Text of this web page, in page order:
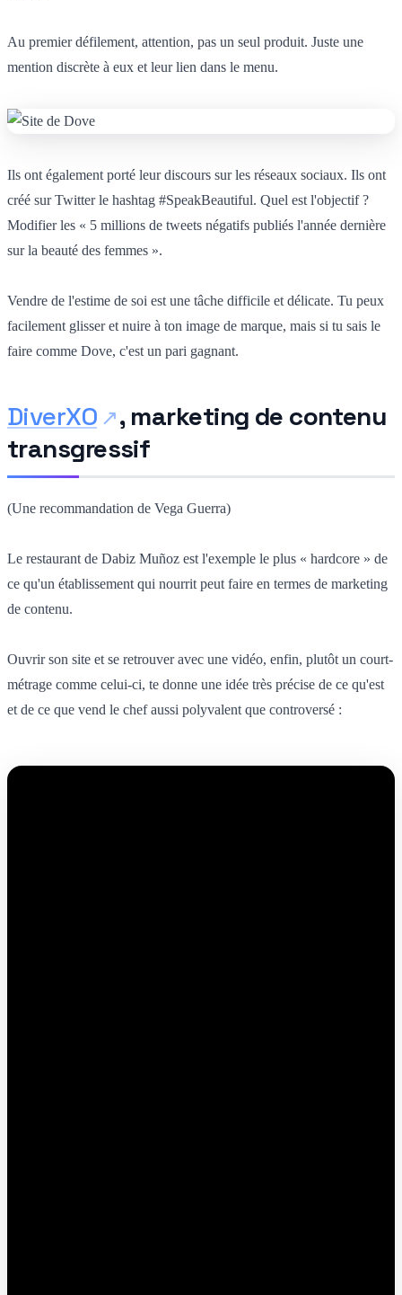
Au premier défilement, attention, pas un seul produit. Juste une
mention discrète à eux et leur lien dans le menu.
Ils ont également porté leur discours sur les réseaux sociaux. Ils ont
créé sur Twitter le hashtag #SpeakBeautiful. Quel est l'objectif ?
Modifier les « 5 millions de tweets négatifs publiés l'année dernière
sur la beauté des femmes ».
Vendre de l'estime de soi est une tâche difficile et délicate. Tu peux
facilement glisser et nuire à ton image de marque, mais si tu sais le
faire comme Dove, c'est un pari gagnant.
DiverXO
, marketing de contenu
transgressif
(Une recommandation de Vega Guerra)
Le restaurant de Dabiz Muñoz est l'exemple le plus « hardcore » de
ce qu'un établissement qui nourrit peut faire en termes de marketing
de contenu.
Ouvrir son site et se retrouver avec une vidéo, enfin, plutôt un court-
métrage comme celui-ci, te donne une idée très précise de ce qu'est
et de ce que vend le chef aussi polyvalent que controversé :